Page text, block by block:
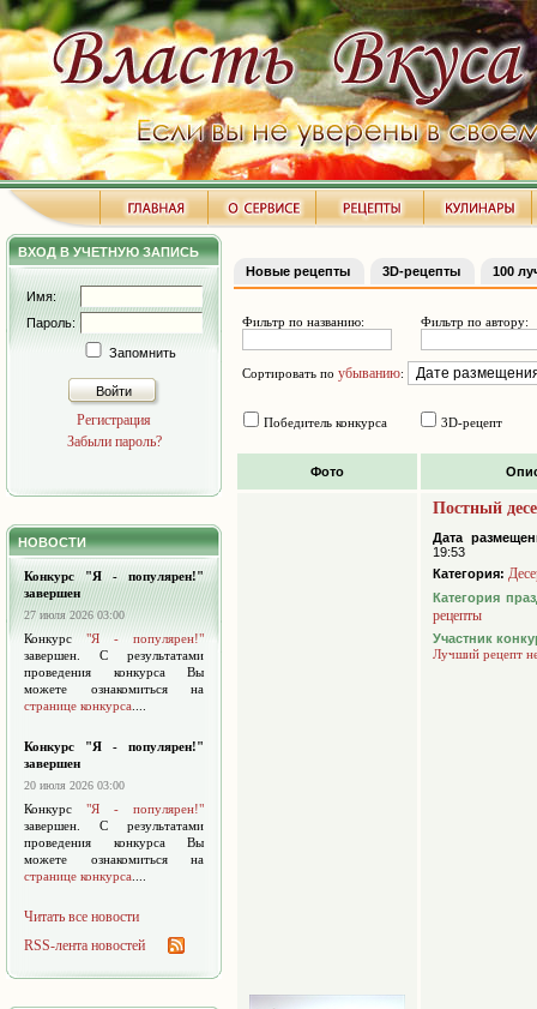
ВХОД В УЧЕТНУЮ ЗАПИСЬ
Имя:
Пароль:
Запомнить
Войти
Регистрация
Забыли пароль?
НОВОСТИ
Конкурс "Я - популярен!"
завершен
27 июля 2026 03:00
Конкурс "Я - популярен!"
завершен. С результатами
проведения конкурса Вы
можете ознакомиться на
странице конкурса
Конкурс "Я - популярен!"
завершен
20 июля 2026 03:00
Конкурс "Я - популярен!"
завершен. С результатами
проведения конкурса Вы
можете ознакомиться на
странице конкурса
Читать все новости
RSS-лента новостей
Новые рецепты 3D-рецепты 100
Фильтр по названию: Фильтр по автору:
Сортировать по убыванию:
Победитель конкурса 3D-рецепт
Фото
Постный
Дата
19:53
Категория:
Категория
рецепты
Участник
Лучший рецепт